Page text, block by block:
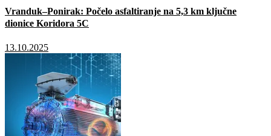
Vranduk–Ponirak: Počelo asfaltiranje na 5,3 km ključne
dionice Koridora 5C
13.10.2025